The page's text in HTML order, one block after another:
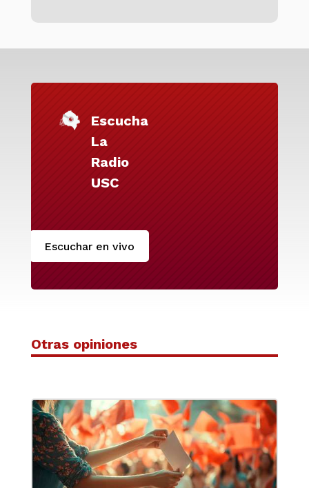
Escucha
La
Radio
USC
Escuchar en vivo
Otras opiniones